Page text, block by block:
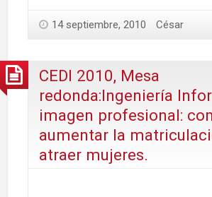
14 septiembre, 2010 César
CEDI 2010, Mesa
redonda:Ingeniería
imagen profesional:
aumentar la
atraer mujeres.